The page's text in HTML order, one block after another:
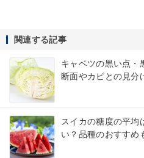
関連する記事
キャベツの黒い点・
断面やカビとの見分
スイカの糖度の平均
い？品種のおすすめ